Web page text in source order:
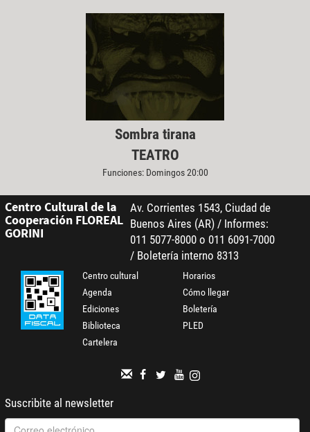
Sombra tirana
TEATRO
Funciones: Domingos 20:00
Centro Cultural de la
Cooperación FLOREAL
GORINI
Av. Corrientes 1543, Ciudad de
Buenos Aires (AR) / Informes:
011 5077-8000 o 011 6091-7000
/ Boletería interno 8313
Centro cultural
Agenda
Ediciones
Biblioteca
Cartelera
Horarios
Cómo llegar
Boletería
PLED
Suscribite al newsletter